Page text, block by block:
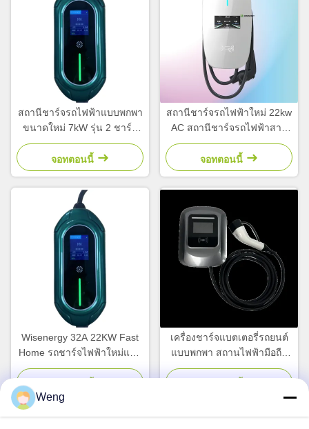
สถานีชาร์จรถไฟฟ้าแบบพกพา
ขนาดใหม่ 7kW รุ่น 2 ชาร์จ
เร็ว 32A Output Current
สภาพใหม่
จอทตอนนี้
สถานีชาร์จรถไฟฟ้าใหม่ 22kw
AC สถานีชาร์จรถไฟฟ้าสาม
ระยะ EV ที่มีอัตราการผลิตสูง
สภาพปัจจุบันใหม่
จอทตอนนี้
Wisenergy 32A 22KW Fast
Home รถชาร์จไฟฟ้าใหม่แบบ
พกพา EV Station ประเภท 2
เครื่องชาร์จแบตเตอรี่รถยนต์
แบบพกพา สถานไฟฟ้ามือถือ
GB/T 32A 220V 3.5/7/11KW
Weng